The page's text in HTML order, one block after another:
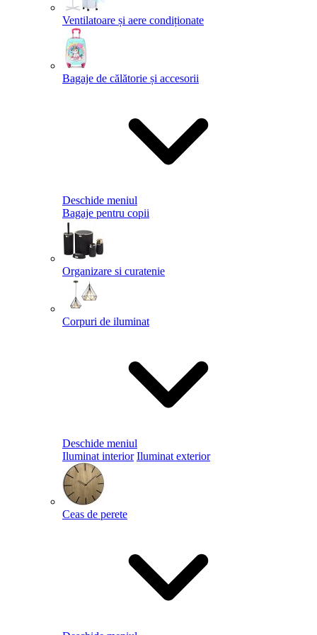
Ventilatoare și aere condiționate
Bagaje de călătorie și accesorii
Deschide meniul
Bagaje pentru copii
Organizare si curatenie
Corpuri de iluminat
Deschide meniul
Iluminat interior Iluminat exterior
Ceas de perete